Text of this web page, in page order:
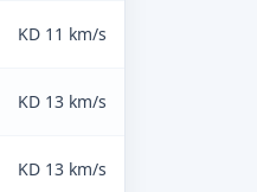
KD 11 km/s
KD 13 km/s
KD 13 km/s